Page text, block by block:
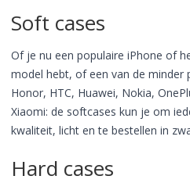
Soft cases
Of je nu een populaire iPhone of
model hebt, of een van de minder
Honor, HTC, Huawei, Nokia,
Xiaomi: de softcases kun je om
kwaliteit, licht en te bestellen in
Hard cases